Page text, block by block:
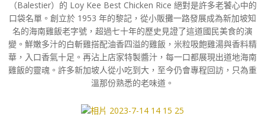
（Balestier）的 Loy Kee Best Chicken Rice 絕對是許多老饕心中的
口袋名單。創立於 1953 年的黎記，從小販攤一路發展成為新加坡知
名的海南雞飯老字號，超過七十年的歷史見證了這道國民美食的演
變。鮮嫩多汁的白斬雞搭配油香四溢的雞飯，米粒吸飽雞湯與香料精
華，入口香氣十足。再沾上店家特製醬汁，每一口都展現出道地海南
雞飯的靈魂。許多新加坡人從小吃到大，至今仍會專程回訪，只為重
溫那份熟悉的老味道。